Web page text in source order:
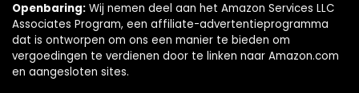
Openbaring: Wij nemen deel aan het Amazon Services LLC
Associates Program, een affiliate-advertentieprogramma
dat is ontworpen om ons een manier te bieden om
vergoedingen te verdienen door te linken naar Amazon.com
en aangesloten sites.